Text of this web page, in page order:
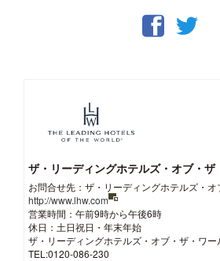
ザ・リーディングホテルズ・オブ・ザ
お問合せ先：ザ・リーディングホテルズ・
http://www.lhw.com
営業時間：午前9時から午後6時
休日：土日祝日・年末年始
ザ・リーディングホテルズ・オブ・ザ・ワー
TEL:0120-086-230